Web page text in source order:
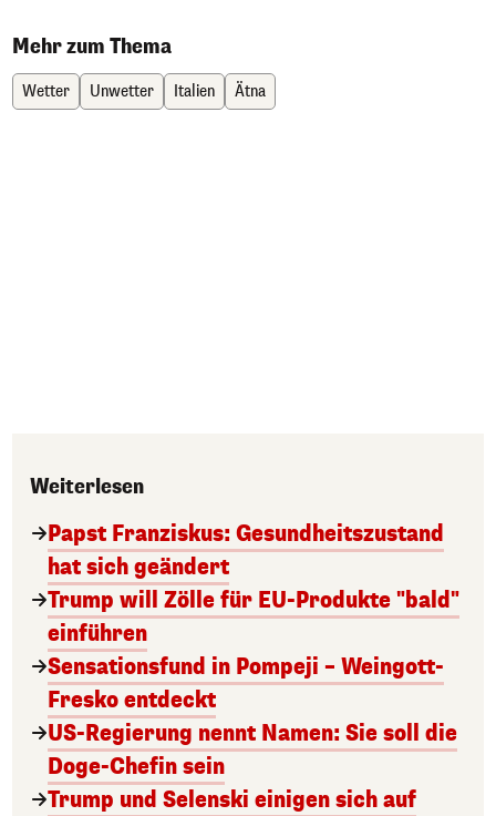
Mehr zum Thema
Wetter Unwetter Italien Ätna
Weiterlesen
Papst Franziskus: Gesundheitszustand
hat sich geändert
Trump will Zölle für EU-Produkte "bald"
einführen
Sensationsfund in Pompeji – Weingott-
Fresko entdeckt
US-Regierung nennt Namen: Sie soll die
Doge-Chefin sein
Trump und Selenski einigen sich auf